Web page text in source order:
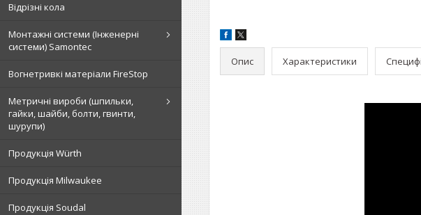
Відрізні кола
Монтажні системи (Інженерні
системи) Samontec
Вогнетривкі матеріали FireStop
Метричні вироби (шпильки,
гайки, шайби, болти, гвинти,
шурупи)
Продукція Würth
Продукція Milwaukee
Продукція Soudal
Опис Характеристики